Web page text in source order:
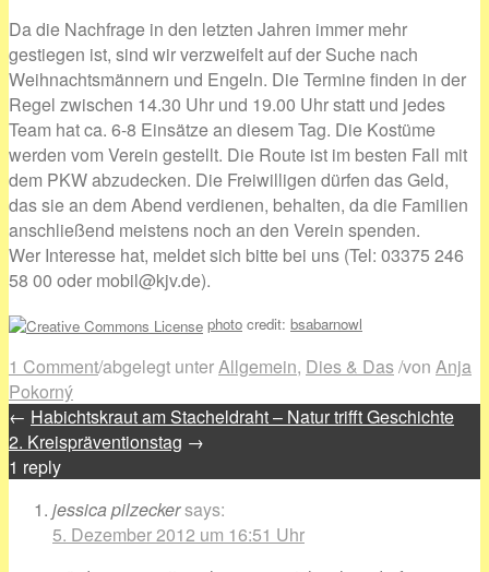
Da die Nachfrage in den letzten Jahren immer mehr
gestiegen ist, sind wir verzweifelt auf der Suche nach
Weihnachtsmännern und Engeln. Die Termine finden in der
Regel zwischen 14.30 Uhr und 19.00 Uhr statt und jedes
Team hat ca. 6-8 Einsätze an diesem Tag. Die Kostüme
werden vom Verein gestellt. Die Route ist im besten Fall mit
dem PKW abzudecken. Die Freiwilligen dürfen das Geld,
das sie an dem Abend verdienen, behalten, da die Familien
anschließend meistens noch an den Verein spenden.
Wer Interesse hat, meldet sich bitte bei uns (Tel: 03375 246
58 00 oder mobil@kjv.de).
photo credit: bsabarnowl
1 Comment/abgelegt unterAllgemein, Dies & Das/von Anja
Pokorný
← Habichtskraut am Stacheldraht – Natur trifft Geschichte
2. Kreispräventionstag →
1 reply
jessica pilzeckersays:
5. Dezember 2012 um 16:51 Uhr